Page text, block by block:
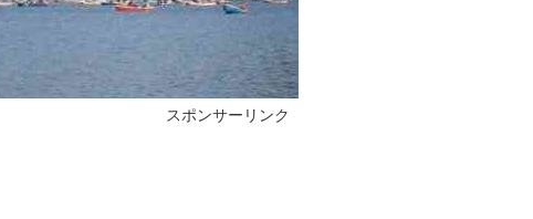
スポンサーリンク